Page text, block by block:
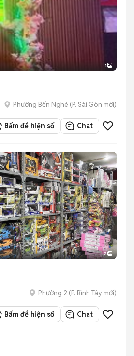
1
Phường Bến Nghé (P. Sài Gòn mới)
Bấm để hiện số Chat
2
Phường 2 (P. Bình Tây mới)
Bấm để hiện số Chat